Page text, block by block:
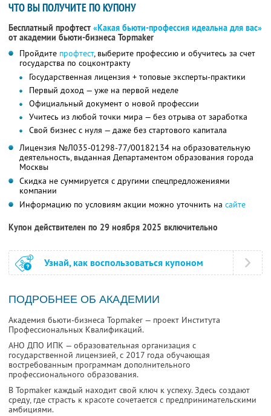
ЧТО ВЫ ПОЛУЧИТЕ ПО КУПОНУ
Бесплатный профтест «Какая бьюти-профессия идеальна для вас»
от академии бьюти-бизнеса Topmaker
Пройдите профтест, выберите профессию и обучитесь за счет
государства по соцконтракту
Государственная лицензия + топовые эксперты-практики
Первый доход — уже на первой неделе
Официальный документ о новой профессии
Учитесь из любой точки мира — без отрыва от заработка
Свой бизнес с нуля — даже без стартового капитала
Лицензия №Л035-01298-77/00182134 на образовательную
деятельность, выданная Департаментом образования города
Москвы
Скидка не суммируется с другими спецпредложениями
компании
Информацию по условиям акции можно уточнить на сайте
Купон действителен по 29 ноября 2025 включительно
Узнай, как воспользоваться купоном
ПОДРОБНЕЕ ОБ АКАДЕМИИ
Академия бьюти-бизнеса Topmaker — проект Института
Профессиональных Квалификаций.
АНО ДПО ИПК — образовательная организация с
государственной лицензией, с 2017 года обучающая
востребованным программам дополнительного
профессионального образования.
В Topmaker каждый находит свой ключ к успеху. Здесь создают
среду, где страсть к красоте сочетается с предпринимательскими
амбициями.